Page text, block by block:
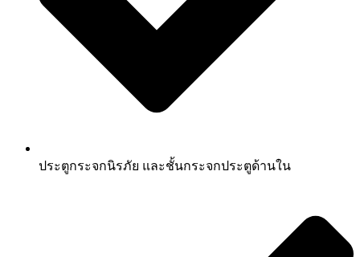
ประตูกระจกนิรภัย และชั้นกระจกประตูด้านใน